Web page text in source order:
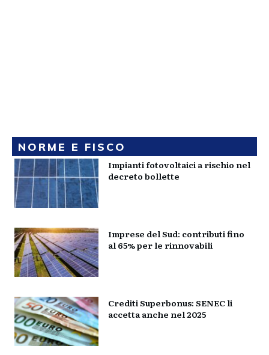
NORME E FISCO
Impianti fotovoltaici a rischio nel
decreto bollette
Imprese del Sud: contributi fino
al 65% per le rinnovabili
Crediti Superbonus: SENEC li
accetta anche nel 2025